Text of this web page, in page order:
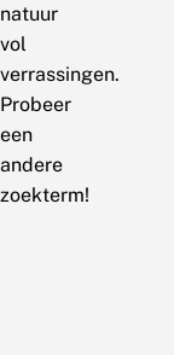
natuur
vol
verrassingen.
Probeer
een
andere
zoekterm!